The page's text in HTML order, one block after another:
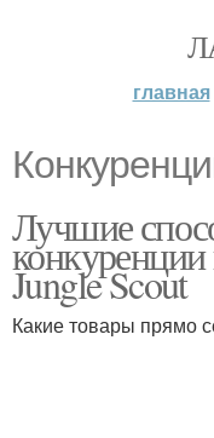
главная
Лучшие
Jungle Scout
Какие товары прямо